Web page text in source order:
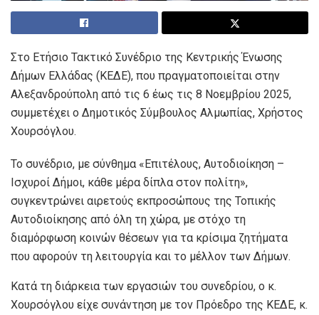
Στο Ετήσιο Τακτικό Συνέδριο της Κεντρικής Ένωσης
Δήμων Ελλάδας (ΚΕΔΕ), που πραγματοποιείται στην
Αλεξανδρούπολη από τις 6 έως τις 8 Νοεμβρίου 2025,
συμμετέχει ο Δημοτικός Σύμβουλος Αλμωπίας, Χρήστος
Χουρσόγλου.
Το συνέδριο, με σύνθημα «Επιτέλους, Αυτοδιοίκηση –
Ισχυροί Δήμοι, κάθε μέρα δίπλα στον πολίτη»,
συγκεντρώνει αιρετούς εκπροσώπους της Τοπικής
Αυτοδιοίκησης από όλη τη χώρα, με στόχο τη
διαμόρφωση κοινών θέσεων για τα κρίσιμα ζητήματα
που αφορούν τη λειτουργία και το μέλλον των Δήμων.
Κατά τη διάρκεια των εργασιών του συνεδρίου, ο κ.
Χουρσόγλου είχε συνάντηση με τον Πρόεδρο της ΚΕΔΕ, κ.